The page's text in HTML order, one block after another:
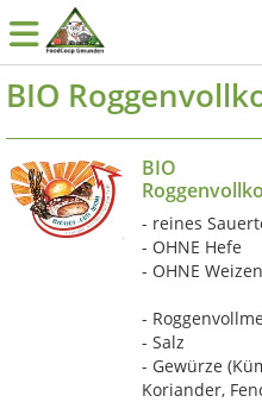
BIO
BIO
- reines
- OHNE Hefe
- OHNE Weizen
-
- Salz
- Gewürze
Koriander,